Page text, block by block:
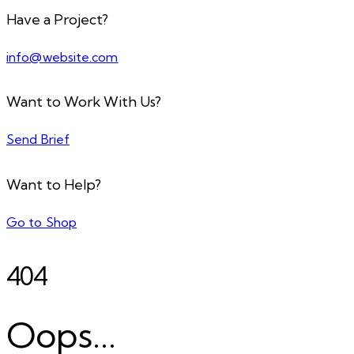
Have a Project?
info@website.com
Want to Work With Us?
Send Brief
Want to Help?
Go to Shop
404
Oops...